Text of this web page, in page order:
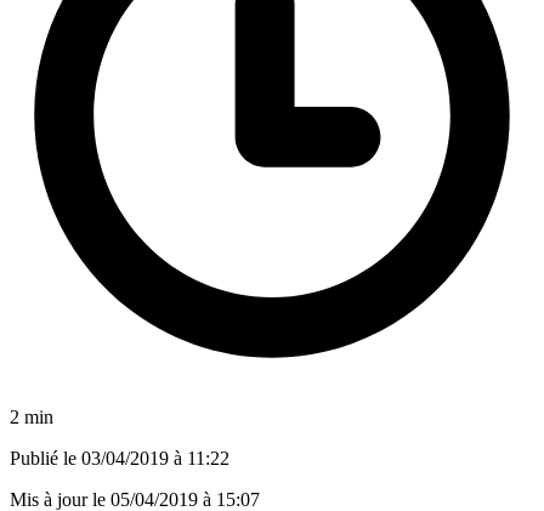
2 min
Publié le 03/04/2019 à 11:22
Mis à jour le 05/04/2019 à 15:07